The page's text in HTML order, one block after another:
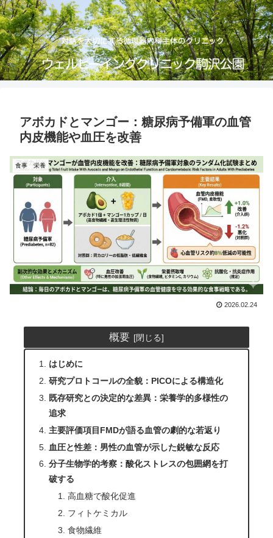
アボカドとマンゴー：糖尿病予備軍の血管
内皮機能や血圧を改善
食事 栄養
2026.02.24
概要
はじめに
研究プロトコールの全貌：PICOによる構造化
既存研究との決定的な差異：栄養学的多様性の
追求
主要評価項目FMDが語る血管の劇的な若返り
血圧と性差：男性の血管が示した鋭敏な反応
分子生物学的考察：酸化ストレスの包囲網を打
破する
高血糖で酸化促進
フィトケミカル
食物繊維